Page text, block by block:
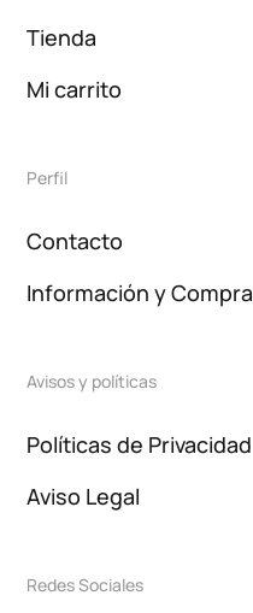
Tienda
Mi carrito
Perfil
Contacto
Información y Compra
Avisos y políticas
Políticas de Privacidad
Aviso Legal
Redes Sociales